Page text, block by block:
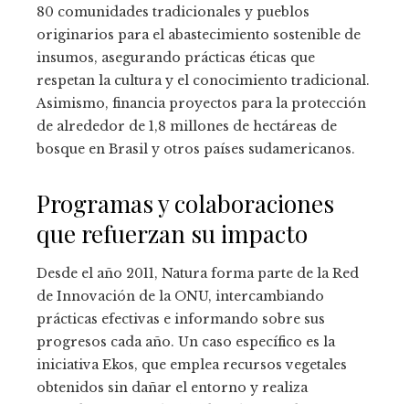
80 comunidades tradicionales y pueblos
originarios para el abastecimiento sostenible de
insumos, asegurando prácticas éticas que
respetan la cultura y el conocimiento tradicional.
Asimismo, financia proyectos para la protección
de alrededor de 1,8 millones de hectáreas de
bosque en Brasil y otros países sudamericanos.
Programas y colaboraciones
que refuerzan su impacto
Desde el año 2011, Natura forma parte de la Red
de Innovación de la ONU, intercambiando
prácticas efectivas e informando sobre sus
progresos cada año. Un caso específico es la
iniciativa Ekos, que emplea recursos vegetales
obtenidos sin dañar el entorno y realiza